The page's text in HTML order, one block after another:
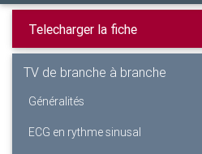
TV de branche à branche
Généralités
ECG en rythme sinusal